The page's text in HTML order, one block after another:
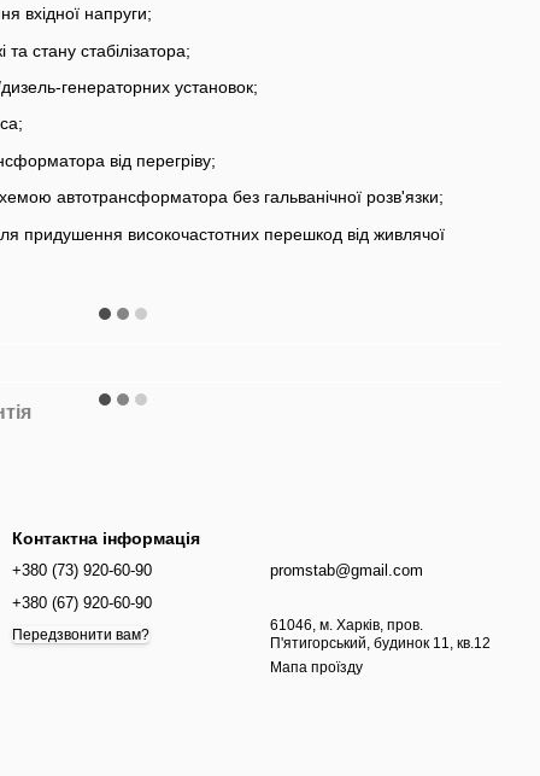
вхідної напруги;
стану стабілізатора;
генераторних установок;
від перегріву;
автотрансформатора без гальванічної розв'язки;
придушення високочастотних перешкод від живлячої
Контактна інформація
+380 (73) 920-60-90
+380 (67) 920-60-90
Передзвонити вам?
promstab@gmail.com
61046, м. Харків, пров.
П'ятигорський, будинок 11, кв.12
Мапа проїзду